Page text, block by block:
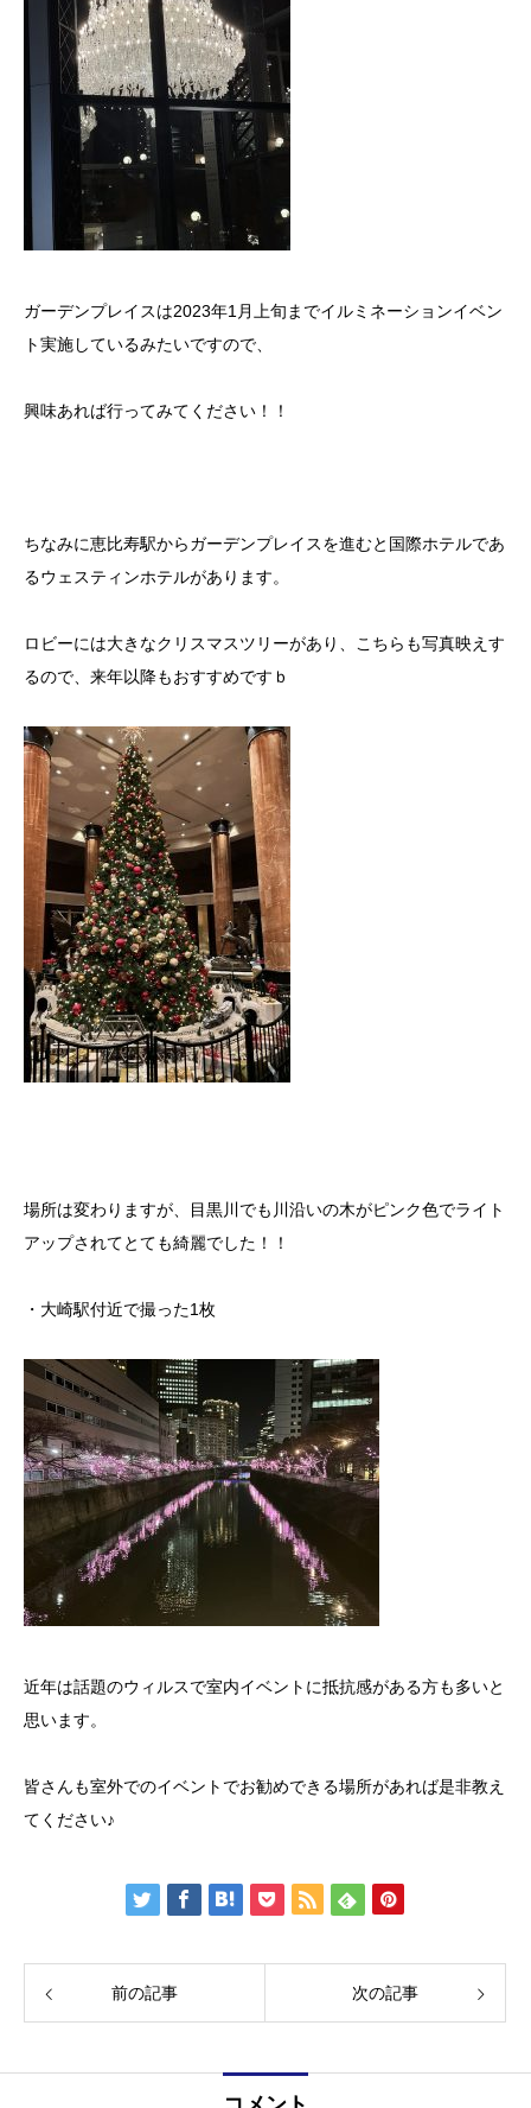
ガーデンプレイスは2023年1月上旬までイルミネーションイベン
ト実施しているみたいですので、
興味あれば行ってみてください！！
ちなみに恵比寿駅からガーデンプレイスを進むと国際ホテルであ
るウェスティンホテルがあります。
ロビーには大きなクリスマスツリーがあり、こちらも写真映えす
るので、来年以降もおすすめですｂ
場所は変わりますが、目黒川でも川沿いの木がピンク色でライト
アップされてとても綺麗でした！！
・大崎駅付近で撮った1枚
近年は話題のウィルスで室内イベントに抵抗感がある方も多いと
思います。
皆さんも室外でのイベントでお勧めできる場所があれば是非教え
てください♪
前の記事 次の記事